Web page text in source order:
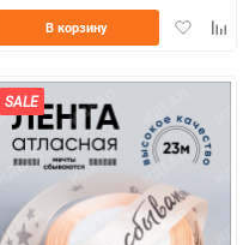
Добавить
В корзину
SALE